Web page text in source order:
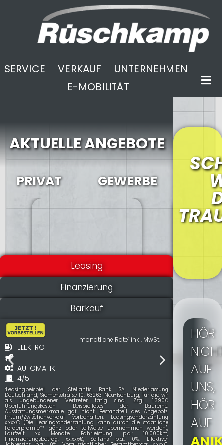
SERVICE VERKAUF
UNTERNEHMEN
E-MOBILITÄT
AKTUELLE ANGEBOTE
PRIVAT GEWERBE
Leasing
Finanzierung
Barkauf
ELEKTRO
AUTOMATIK
4/5
monatliche Rate¹ inkl. MwSt.
¹Leasingbeispiel der Stellantis Bank SA Niederlassung
Deutschland, Siemensstraße 10, 63263 Neu-Isenburg, für die wir
als ungebundener Vertreter tätig sind. Zzgl. 1.390€
Überführungskosten. Beispielfotos der Baureihe.
Ausstattungsmerkmale ggf. nicht Bestandteil des Angebots.
Irrtum/Zwischenverkauf vorbehalten. Leasingsonderzahlung
x.xxx€ (Die Leasingsonderzahlung kann durch die staatliche
Förderprämie** ganz oder teilweise übernommen werden),
Laufzeit xx Monate, Fahrleistung p.a.: 10.000km,
Finanzierungsbetrag: xx.xxx€, Sollzins p.a.: 0%, Effektiver
BENZIN
132KW
MANUELL
4/5
München, für
HÖR
AUF
UNS,
HÖR
AUF